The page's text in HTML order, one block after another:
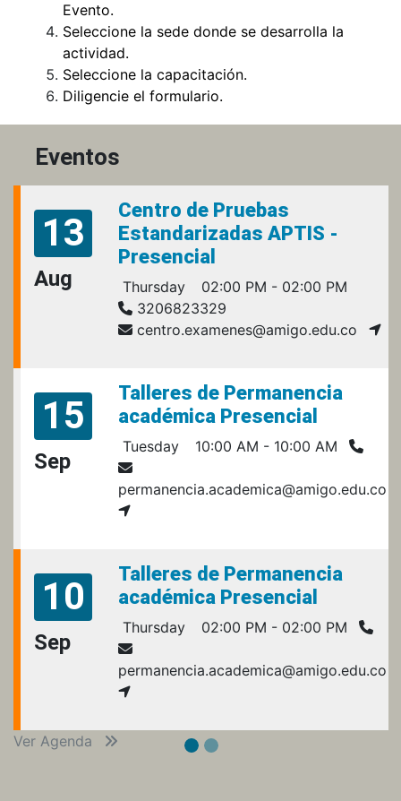
Evento.
Seleccione la sede donde se desarrolla la
actividad.
Seleccione la capacitación.
Diligencie el formulario.
Eventos
13
Aug
Centro de Pruebas
Estandarizadas APTIS -
Presencial
Thursday
02:00 PM - 02:00 PM
3206823329
centro.examenes@amigo.edu.co
15
Sep
Talleres de Permanencia
académica Presencial
Tuesday 10:00 AM - 10:00 AM
permanencia.academica@amigo.edu.co
10
Sep
Talleres de Permanencia
académica Presencial
Thursday 02:00 PM - 02:00 PM
permanencia.academica@amigo.edu.co
Ver Agenda